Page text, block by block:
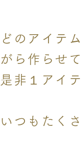
どのアイテ
がら作らせ
是非１アイ
いつもたく